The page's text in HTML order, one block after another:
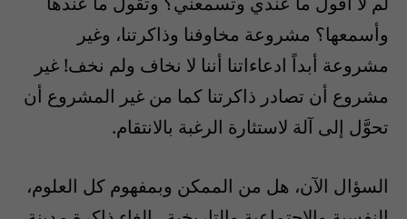
وأسمعها؟ مشروعة مخاوفنا وذاكرتنا، وغير
مشروعة أبداً ادعاءاتنا أننا لا نخاف ولم نخف! غير
مشروع أن تصادر ذاكرتنا كما من غير المشروع أن
تحوَّل إلى آلة لاستثارة الرغبة بالانتقام.
السؤال الآن، هل من الممكن وبمفهوم كل العلوم،